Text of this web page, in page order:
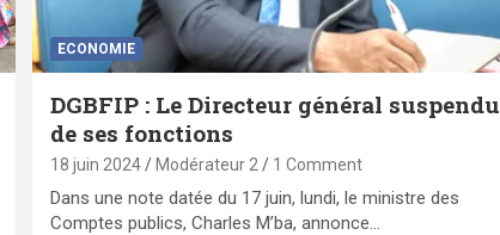
ECONOMIE
DGBFIP : Le Directeur général suspendu
de ses fonctions
18 juin 2024 Modérateur 2 1 Comment
Dans une note datée du 17 juin, lundi, le ministre des
Comptes publics, Charles M’ba, annonce…